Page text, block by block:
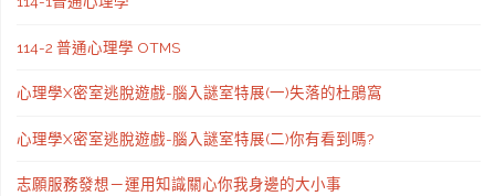
114-2 普通心理學 OTMS
心理學X密室逃脫遊戲-腦入謎室特展(一)失落的杜鵑窩
心理學X密室逃脫遊戲-腦入謎室特展(二)你有看到嗎?
志願服務發想－運用知識關心你我身邊的大小事